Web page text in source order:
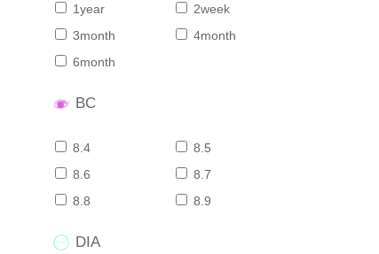
1year
2week
3month
4month
6month
BC
8.4
8.5
8.6
8.7
8.8
8.9
DIA